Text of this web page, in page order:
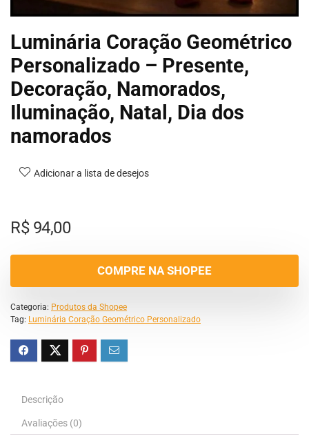
Luminária Coração Geométrico
Personalizado – Presente,
Decoração, Namorados,
Iluminação, Natal, Dia dos
namorados
Adicionar a lista de desejos
R$94,00
COMPRE NA SHOPEE
Categoria: Produtos da Shopee
Tag: Luminária Coração Geométrico Personalizado
Descrição
Avaliações (0)